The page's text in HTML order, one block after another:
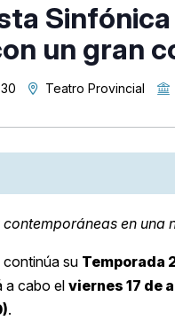
un gran
Teatro Provincial
en una
continúa su Temporada
a cabo elviernes 17 de
.